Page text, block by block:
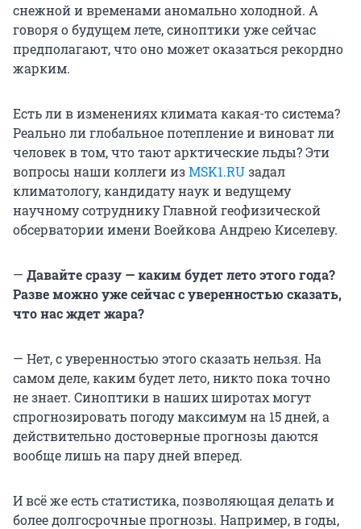
снежной и временами аномально холодной. А
говоря о будущем лете, синоптики уже сейчас
предполагают, что оно может оказаться рекордно
жарким.
Есть ли в изменениях климата какая-то система?
Реально ли глобальное потепление и виноват ли
человек в том, что тают арктические льды? Эти
вопросы наши коллеги изMSK1.RUзадал
климатологу, кандидату наук и ведущему
научному сотруднику Главной геофизической
обсерватории имени Воейкова Андрею Киселеву.
— Давайте сразу — каким будет лето этого года?
Разве можно уже сейчас с уверенностью сказать,
что нас ждет жара?
— Нет, с уверенностью этого сказать нельзя. На
самом деле, каким будет лето, никто пока точно
не знает. Синоптики в наших широтах могут
спрогнозировать погоду максимум на 15 дней, а
действительно достоверные прогнозы даются
вообще лишь на пару дней вперед.
И всё же есть статистика, позволяющая делать и
более долгосрочные прогнозы. Например, в годы,